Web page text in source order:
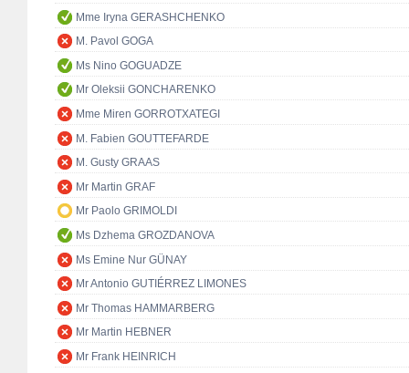
Mme Iryna GERASHCHENKO
M. Pavol GOGA
Ms Nino GOGUADZE
Mr Oleksii GONCHARENKO
Mme Miren GORROTXATEGI
M. Fabien GOUTTEFARDE
M. Gusty GRAAS
Mr Martin GRAF
Mr Paolo GRIMOLDI
Ms Dzhema GROZDANOVA
Ms Emine Nur GÜNAY
Mr Antonio GUTIÉRREZ LIMONES
Mr Thomas HAMMARBERG
Mr Martin HEBNER
Mr Frank HEINRICH